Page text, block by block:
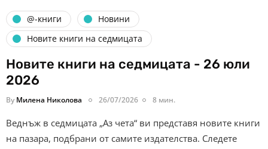
@-книги
Новини
Новите книги на седмицата
Новите книги на седмицата - 26 юли
2026
By Милена Николова 26/07/2026 8 мин.
Веднъж в седмицата „Аз чета“ ви представя новите книги
на пазара, подбрани от самите издателства. Следете